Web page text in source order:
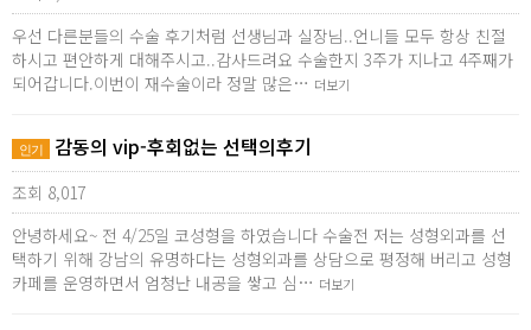
우선 다른분들의 수술 후기처럼 선생님과 실장님..언니들 모두 항상 친절
하시고 편안하게 대해주시고..감사드려요 수술한지 3주가 지나고 4주째가
되어갑니다.이번이 재수술이라 정말 많은… 더보기
인기 감동의 vip-후회없는 선택의후기
조회 8,017
안녕하세요~ 전 4/25일 코성형을 하였습니다 수술전 저는 성형외과를 선
택하기 위해 강남의 유명하다는 성형외과를 상담으로 평정해 버리고 성형
카페를 운영하면서 엄청난 내공을 쌓고 심… 더보기